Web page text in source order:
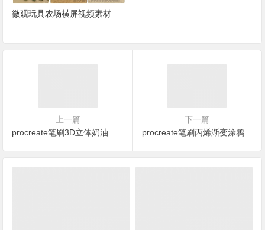
微观玩具农场横屏视频素材
上一篇
下一篇
procreate笔刷丙烯渐变涂鸦笔刷 （67款）